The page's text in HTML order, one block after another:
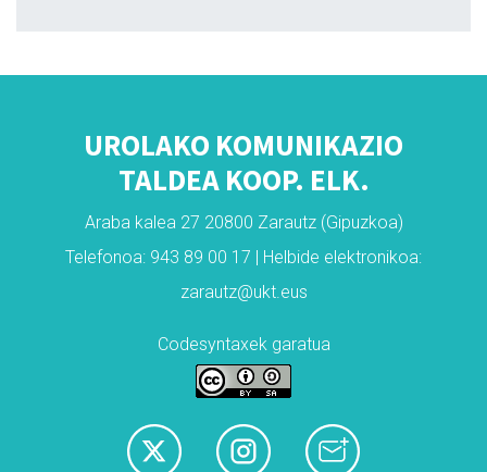
UROLAKO KOMUNIKAZIO
TALDEA KOOP. ELK.
Araba kalea 27 20800 Zarautz (Gipuzkoa)
Telefonoa: 943 89 00 17 | Helbide elektronikoa:
zarautz@ukt.eus
Codesyntaxek garatua